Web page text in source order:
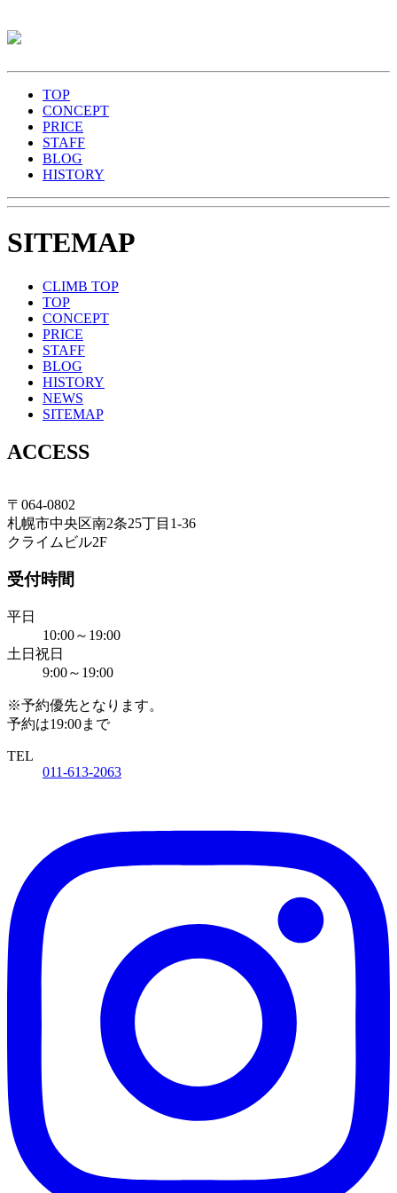
TOP
CONCEPT
PRICE
STAFF
BLOG
HISTORY
SITEMAP
CLIMB TOP
TOP
CONCEPT
PRICE
STAFF
BLOG
HISTORY
NEWS
SITEMAP
ACCESS
札幌の理容室 クライム
〒064-0802
札幌市中央区南2条25丁目1-36
クライムビル2F
受付時間
平日
10:00～19:00
土日祝日
9:00～19:00
※予約優先となります。
予約は19:00まで
TEL
011-613-2063